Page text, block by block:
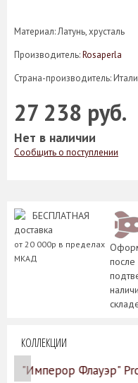
Материал: Латунь, хрусталь
Производитель:Rosaperla
Страна-производитель:
27 238 руб.
Нет в наличии
Сообщить о поступлении
БЕСПЛАТНАЯ
доставка
от 20 000р в пределах
МКАД
после
КОЛЛЕКЦИИ
Южная Корея